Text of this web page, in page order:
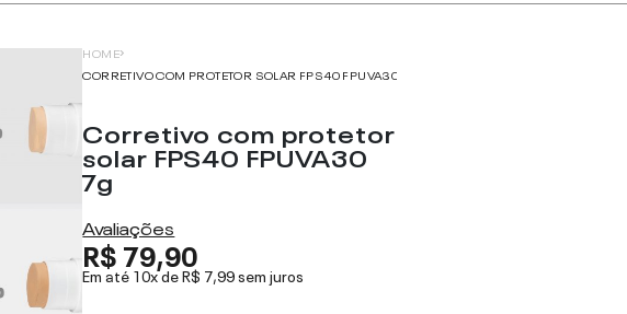
HOME
CORRETIVO COM PROTETOR SOLAR FPS40 FPUVA30 7G
Corretivo com protetor
solar FPS40 FPUVA30
7g
Avaliações
R$ 79,90
Em até 10x deR$ 7,99sem juros